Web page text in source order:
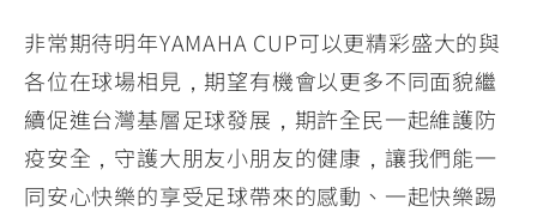
YZF-R15
150
550+
MT-
03
MT-
15
150
AUGUR
150
2.0
150
RS NEO
非常期待明年YAMAHA CUP可以更精彩盛大的與
各位在球場相見，期望有機會以更多不同面貌繼
續促進台灣基層足球發展，期許全民一起維護防
疫安全，守護大朋友小朋友的健康，讓我們能一
同安心快樂的享受足球帶來的感動、一起快樂踢